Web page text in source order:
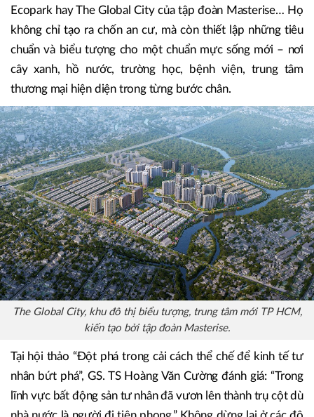
Sự xuất hiện của các nhà phát triển bất động sản tư nhân
đã thổi làn gió mới, thay đổi hoàn toàn chất lượng và dịch
vụ ngành địa ốc. Họ tạo ra những khu đô thị khép kín – nơi
cư dân có thể sống, làm việc, học tập, vui chơi trong cùng
một không gian tích hợp, tiêu biểu nhất như Phú Mỹ Hưng,
Ecopark hay The Global City của tập đoàn Masterise… Họ
không chỉ tạo ra chốn an cư, mà còn thiết lập những tiêu
chuẩn và biểu tượng cho một chuẩn mực sống mới – nơi
cây xanh, hồ nước, trường học, bệnh viện, trung tâm
thương mại hiện diện trong từng bước chân.